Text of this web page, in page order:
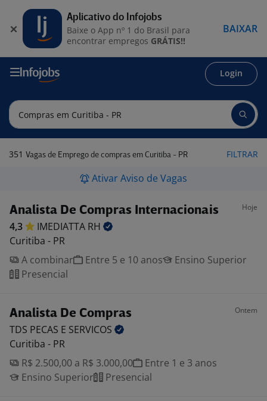
Login
351 Vagas de Emprego de compras em Curitiba - PR FILTRAR
Ativar Aviso de Vagas
Analista De Compras Internacionais Hoje
4,3 IMEDIATTA RH
Curitiba - PR
A combinar
Entre 5 e 10 anos
Ensino Superior
Presencial
Analista De Compras Ontem
TDS PECAS E SERVICOS
Curitiba - PR
R$ 2.500,00 a R$ 3.000,00
Entre 1 e 3 anos
Ensino Superior
Presencial
Aplicativo do Infojobs
Baixe o App nº 1 do Brasil para
encontrar empregos GRÁTIS!!
BAIXAR